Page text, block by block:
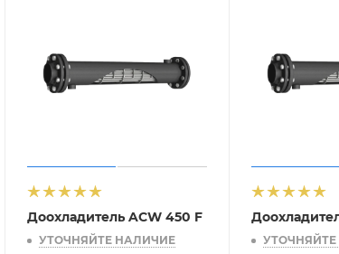
Доохладитель ACW 450 F
УТОЧНЯЙТЕ НАЛИЧИЕ